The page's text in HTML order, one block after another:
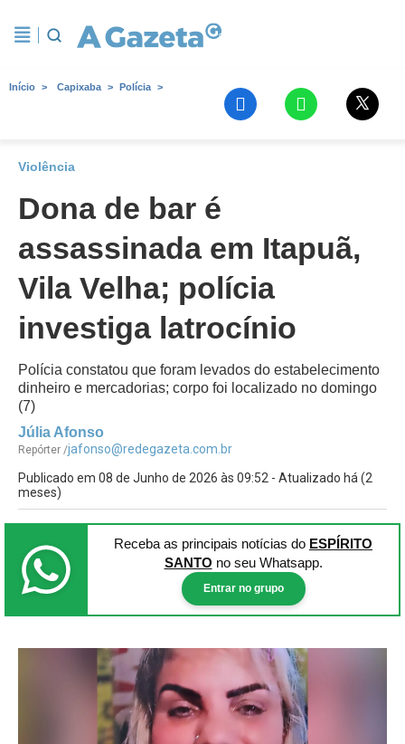
Início Capixaba Polícia
Violência
Dona de bar é
assassinada em Itapuã,
Vila Velha; polícia
investiga latrocínio
Polícia constatou que foram levados do estabelecimento
dinheiro e mercadorias; corpo foi localizado no domingo
(7)
Júlia Afonso
Repórter /jafonso@redegazeta.com.br
Publicado em 08 de Junho de 2026 às 09:52 - Atualizado há (2
meses)
Receba as principais notícias do ESPÍRITO
SANTO no seu Whatsapp.
Entrar no grupo